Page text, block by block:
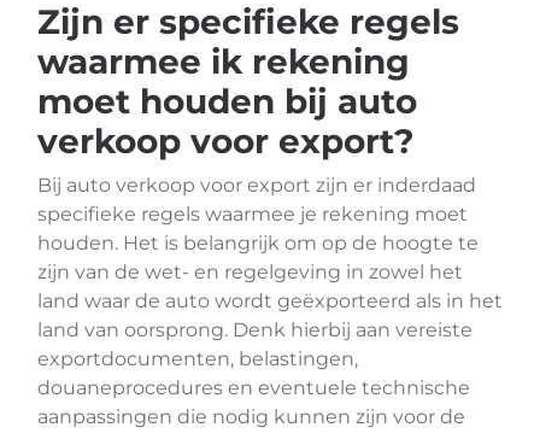
Zijn er specifieke regels
waarmee ik rekening
moet houden bij auto
verkoop voor export?
Bij auto verkoop voor export zijn er inderdaad
specifieke regels waarmee je rekening moet
houden. Het is belangrijk om op de hoogte te
zijn van de wet- en regelgeving in zowel het
land waar de auto wordt geëxporteerd als in het
land van oorsprong. Denk hierbij aan vereiste
exportdocumenten, belastingen,
douaneprocedures en eventuele technische
aanpassingen die nodig kunnen zijn voor de